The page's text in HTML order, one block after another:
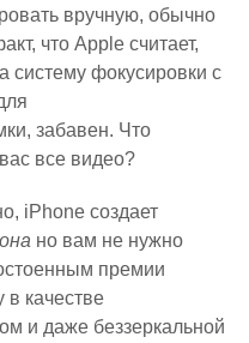
вручную, обычно
что Apple считает,
систему фокусировки с
забавен. Что
все видео?
iPhone создает
но вам не нужно
премии
в качестве
и даже беззеркальной